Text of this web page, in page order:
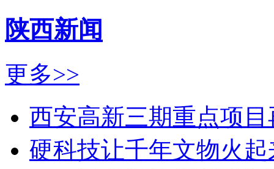
陕西新闻
更多>>
西安高新三期重点项
硬科技让千年文物火起